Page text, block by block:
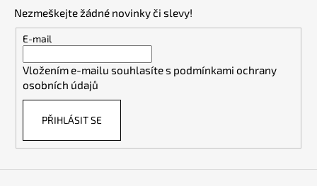
Nezmeškejte žádné novinky či slevy!
E-mail
Vložením e-mailu souhlasíte s podmínkami ochrany
osobních údajů
PŘIHLÁSIT SE